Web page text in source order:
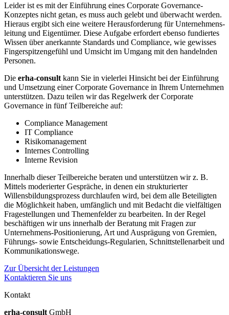
Leider ist es mit der Einführung eines Corporate Governance-
Konzeptes nicht getan, es muss auch gelebt und überwacht werden.
Hieraus ergibt sich eine weitere Herausforderung für Unternehmens-
leitung und Eigentümer. Diese Aufgabe erfordert ebenso fundiertes
Wissen über anerkannte Standards und Compliance, wie gewisses
Fingerspitzengefühl und Umsicht im Umgang mit den handelnden
Personen.
Die erha-consult kann Sie in vielerlei Hinsicht bei der Einführung
und Umsetzung einer Corporate Governance in Ihrem Unternehmen
unterstützen. Dazu teilen wir das Regelwerk der Corporate
Governance in fünf Teilbereiche auf:
Compliance Management
IT Compliance
Risikomanagement
Internes Controlling
Interne Revision
Innerhalb dieser Teilbereiche beraten und unterstützen wir z. B.
Mittels moderierter Gespräche, in denen ein strukturierter
Willensbildungsprozess durchlaufen wird, bei dem alle Beteiligten
die Möglichkeit haben, umfänglich und mit Bedacht die vielfältigen
Fragestellungen und Themenfelder zu bearbeiten. In der Regel
beschäftigen wir uns innerhalb der Beratung mit Fragen zur
Unternehmens-Positionierung, Art und Ausprägung von Gremien,
Führungs- sowie Entscheidungs-Regularien, Schnittstellenarbeit und
Kommunikationswege.
Zur Übersicht der Leistungen
Kontaktieren Sie uns
Kontakt
erha-consult GmbH